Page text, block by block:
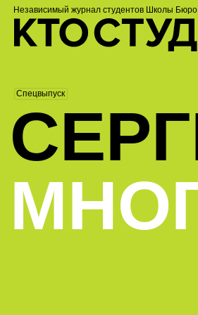
Независимый журнал студентов Школы Бюро
Спецвыпуск